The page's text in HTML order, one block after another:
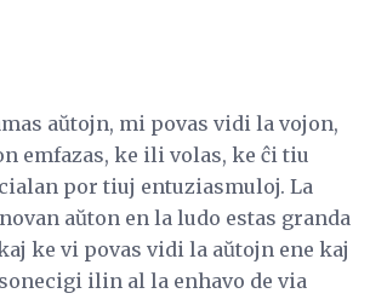
aŭtojn, mi povas vidi la vojon,
emfazas, ke ili volas, ke ĉi tiu
por tiuj entuziasmuloj. La
aŭton en la ludo estas granda
ke vi povas vidi la aŭtojn ene kaj
ilin al la enhavo de via